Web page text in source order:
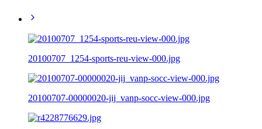
20100707_1254-sports-reu-view-000.jpg
20100707-00000020-jij_vanp-socc-view-000.jpg